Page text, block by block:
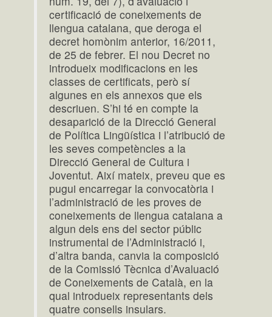
certificació de coneixements de
llengua catalana, que deroga el
decret homònim anterior, 16/2011,
de 25 de febrer. El nou Decret no
introdueix modificacions en les
classes de certificats, però sí
algunes en els annexos que els
descriuen. S’hi té en compte la
desaparició de la Direcció General
de Política Lingüística i l’atribució de
les seves competències a la
Direcció General de Cultura i
Joventut. Així mateix, preveu que es
pugui encarregar la convocatòria i
l’administració de les proves de
coneixements de llengua catalana a
algun dels ens del sector públic
instrumental de l’Administració i,
d’altra banda, canvia la composició
de la Comissió Tècnica d’Avaluació
de Coneixements de Català, en la
qual introdueix representants dels
quatre consells insulars.